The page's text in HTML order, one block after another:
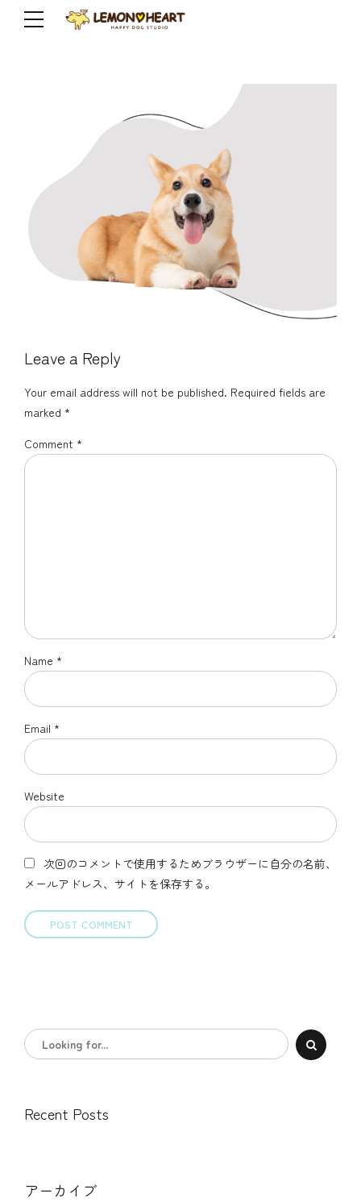
Leave a Reply
Your email address will not be published. Required fields are
marked *
Comment *
Name *
Email *
Website
次回のコメントで使用するためブラウザーに自分の名前、
メールアドレス、サイトを保存する。
POST COMMENT
Recent Posts
アーカイブ